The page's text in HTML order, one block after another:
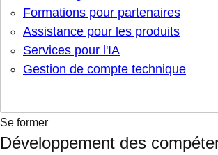
Formations pour partenaires
Assistance pour les produits
Services pour l'IA
Gestion de compte technique
Se former
Développement des